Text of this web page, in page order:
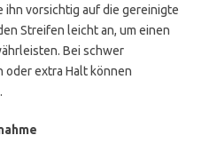
ihn vorsichtig auf die gereinigte
Streifen leicht an, um einen
Bei schwer
oder extra Halt können